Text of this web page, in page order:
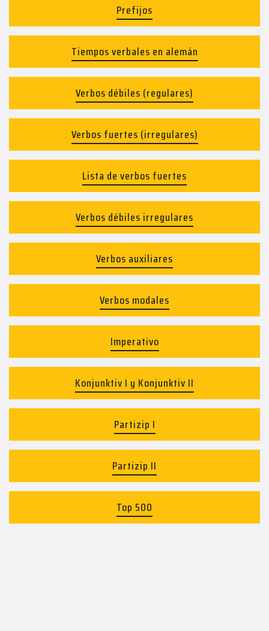
Prefijos
Tiempos verbales en alemán
Verbos débiles (regulares)
Verbos fuertes (irregulares)
Lista de verbos fuertes
Verbos débiles irregulares
Verbos auxiliares
Verbos modales
Imperativo
Konjunktiv I y Konjunktiv II
Partizip I
Partizip II
Top 500